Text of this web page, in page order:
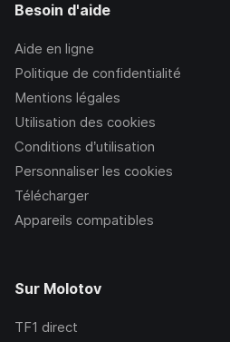
Besoin d'aide
Aide en ligne
Politique de confidentialité
Mentions légales
Utilisation des cookies
Conditions d’utilisation
Personnaliser les cookies
Télécharger
Appareils compatibles
Sur Molotov
TF1 direct